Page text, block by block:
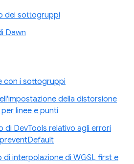
dei sottogruppi
Dawn
con i sottogruppi
della distorsione
linee e punti
di DevTools relativo agli errori
di interpolazione di WGSL first e